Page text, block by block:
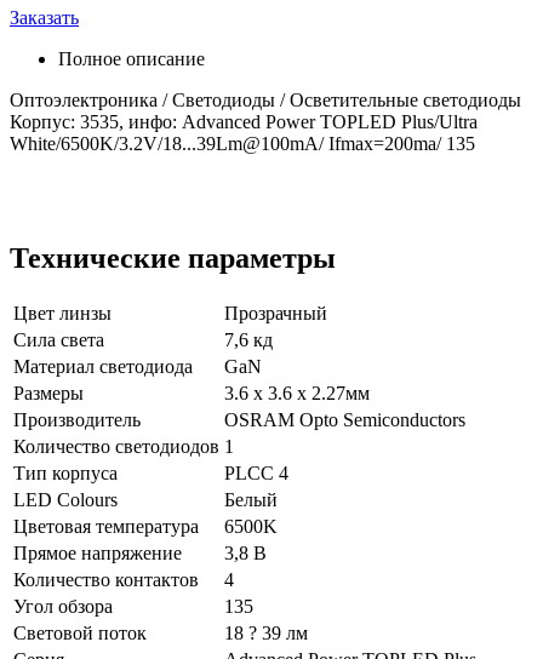
Заказать
Полное описание
Оптоэлектроника / Светодиоды / Осветительные светодиоды
Корпус: 3535, инфо: Advanced Power TOPLED Plus/Ultra
White/6500K/3.2V/18...39Lm@100mA/ Ifmax=200ma/ 135
Технические параметры
Цвет линзы
Прозрачный
Сила света
7,6 кд
Материал светодиода
GaN
Размеры
3.6 x 3.6 x 2.27мм
Производитель
OSRAM Opto Semiconductors
Количество светодиодов 1
Тип корпуса
PLCC 4
LED Colours
Белый
Цветовая температура
6500K
Прямое напряжение
3,8 В
Количество контактов
4
Угол обзора
135
Световой поток
18 ? 39 лм